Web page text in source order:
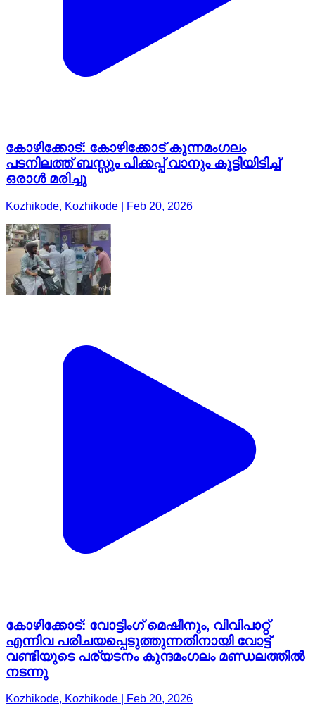
കോഴിക്കോട്: കോഴിക്കോട് കുന്നമംഗലം
പടനിലത്ത് ബസ്സും പിക്കപ്പ് വാനും കൂട്ടിയിടിച്ച്
ഒരാൾ മരിച്ചു
Kozhikode, Kozhikode | Feb 20, 2026
കോഴിക്കോട്: വോട്ടിംഗ് മെഷീനും, വിവിപാറ്റ്
എന്നിവ പരിചയപ്പെടുത്തുന്നതിനായി വോട്ട്
വണ്ടിയുടെ പര്യടനം കുന്ദമംഗലം മണ്ഡലത്തിൽ
നടന്നു
Kozhikode, Kozhikode | Feb 20, 2026